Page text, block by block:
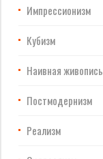
Импрессионизм
Кубизм
Наивная живопись
Постмодернизм
Реализм